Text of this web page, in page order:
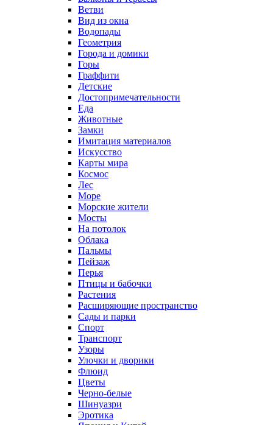
Ветви
Вид из окна
Водопады
Геометрия
Города и домики
Горы
Граффити
Детские
Достопримечательности
Еда
Животные
Замки
Имитация материалов
Искусство
Карты мира
Космос
Лес
Море
Морские жители
Мосты
На потолок
Облака
Пальмы
Пейзаж
Перья
Птицы и бабочки
Растения
Расширяющие пространство
Сады и парки
Спорт
Транспорт
Узоры
Улочки и дворики
Флюид
Цветы
Черно-белые
Шинуазри
Эротика